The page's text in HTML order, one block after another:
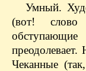
Умный.
(вот! слово
Чеканные